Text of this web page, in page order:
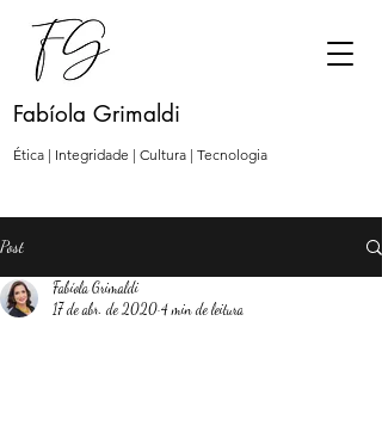
Fabíola Grimaldi
Ética | Integridade | Cultura | Tecnologia
Post
Fabíola Grimaldi
17 de abr. de 2020 4 min de leitura